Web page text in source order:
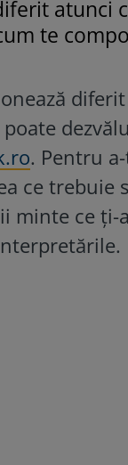
atunci
te
. Pentru
ce trebuie
minte ce